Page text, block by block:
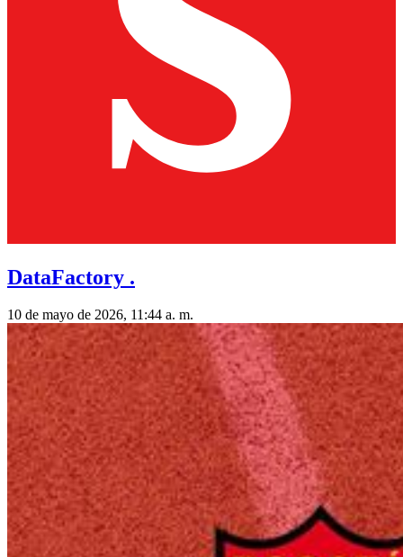
DataFactory .
10 de mayo de 2026, 11:44 a. m.